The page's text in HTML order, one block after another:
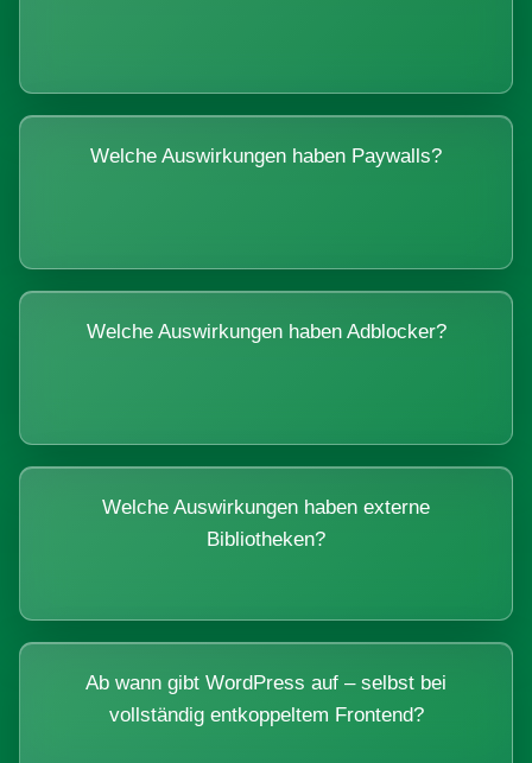
Welche Auswirkungen haben Paywalls?
Welche Auswirkungen haben Adblocker?
Welche Auswirkungen haben externe
Bibliotheken?
Ab wann gibt WordPress auf – selbst bei
vollständig entkoppeltem Frontend?